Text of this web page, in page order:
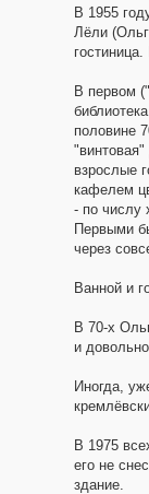
В 1955
Лёли
В первом
половине
взрослые
кафелем
- по числу
Первыми
через
Ванной и
В 70-х
и
Иногда,
В 1975
его не
здание.